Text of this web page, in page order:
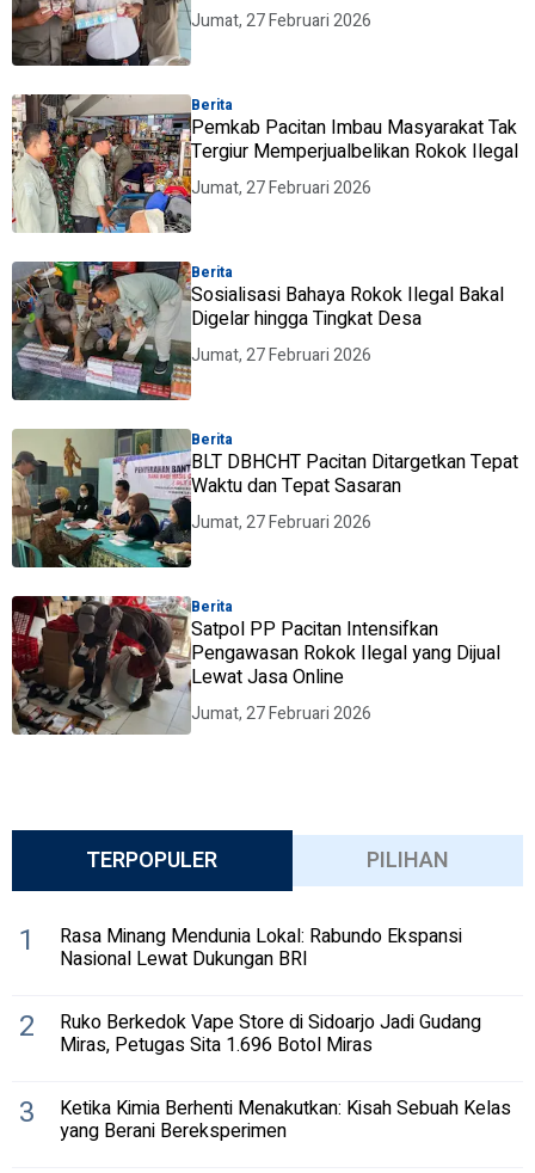
Jumat, 27 Februari 2026
Berita
Pemkab Pacitan Imbau Masyarakat Tak
Tergiur Memperjualbelikan Rokok Ilegal
Jumat, 27 Februari 2026
Berita
Sosialisasi Bahaya Rokok Ilegal Bakal
Digelar hingga Tingkat Desa
Jumat, 27 Februari 2026
Berita
BLT DBHCHT Pacitan Ditargetkan Tepat
Waktu dan Tepat Sasaran
Jumat, 27 Februari 2026
Berita
Satpol PP Pacitan Intensifkan
Pengawasan Rokok Ilegal yang Dijual
Lewat Jasa Online
Jumat, 27 Februari 2026
TERPOPULER PILIHAN
1 Rasa Minang Mendunia Lokal: Rabundo Ekspansi
Nasional Lewat Dukungan BRI
2 Ruko Berkedok Vape Store di Sidoarjo Jadi Gudang
Miras, Petugas Sita 1.696 Botol Miras
3 Ketika Kimia Berhenti Menakutkan: Kisah Sebuah Kelas
yang Berani Bereksperimen